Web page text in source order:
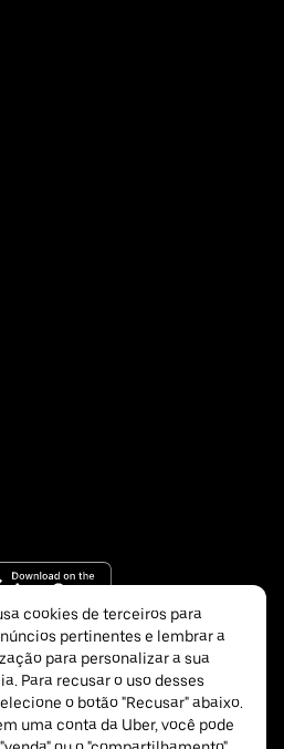
cookies de terceiros para
pertinentes e lembrar a
para personalizar a sua
Para recusar o uso desses
o botão "Recusar" abaixo.
uma conta da Uber, você pode